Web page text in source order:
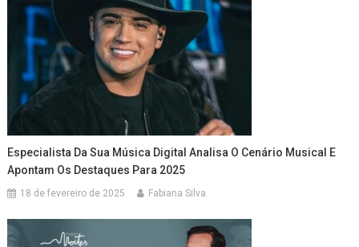
Especialista Da Sua Música Digital Analisa O Cenário Musical E
Apontam Os Destaques Para 2025
18 de fevereiro de 2025 Fabiana Silva